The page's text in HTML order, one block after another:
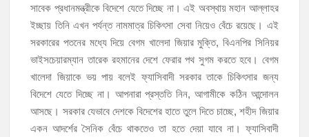
নৌ পুলিশ ফাঁড়ির নাকের ডগায় কারেন্ট জালের দাপট, মতলবে প্রকাশ্যে নিষিদ্ধ জাল
মেরামত ও মাছ শিকার
সাবেক প্রধানমন্ত্রীকে বিদেশে যেতে দিচ্ছে না। এই অবস্থায় মহান আল্লাহর
ইচ্ছায় তিনি এখন পর্যন্ত নামমাত্র চিকিৎসা সেবা নিয়েও বেঁচে রয়েছে। এই
সরকারের পতনের মধ্যে দিয়ে বেগম খালেদা জিয়ার মুক্তি, বিএনপির সিনিয়র
ভাইসচেয়ারম্যান তারেক রহমানের দেশে ফেরার পথ সুগম করতে হবে। বেগম
খালেদা জিয়াকে ভয় পায় বলেই ফ্যাসিবাদী সরকার তাকে চিকিৎসার জন্য
বিদেশে যেতে দিচ্ছে না। আপনারা প্রস্ততি নিন, আগামীকে কঠিন আন্দোলন
আসছে। সরকার যেভাবে দেশকে বিদেশের হাতে তুলে দিতে চাচ্ছে, শহীদ জিয়ার
একন আদর্শের সৈনিক বেঁচে থাকতেও তা হতে দেয়া যাবে না। ফ্যাসিবাদী